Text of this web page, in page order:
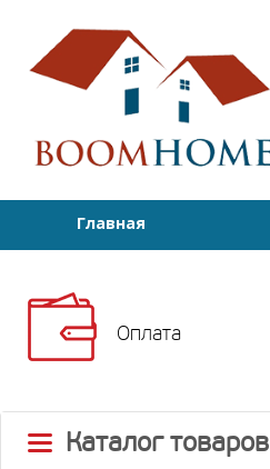
Главная
Оплата
Каталог товаров